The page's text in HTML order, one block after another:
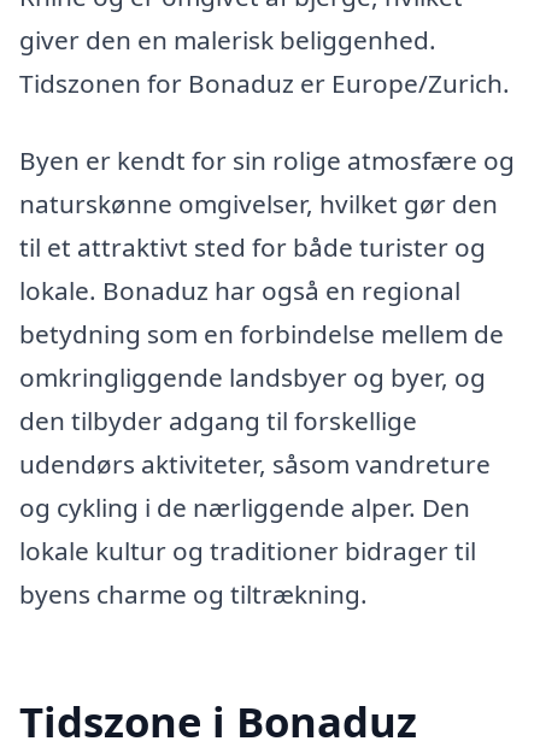
giver den en malerisk beliggenhed.
Tidszonen for Bonaduz er Europe/Zurich.
Byen er kendt for sin rolige atmosfære og
naturskønne omgivelser, hvilket gør den
til et attraktivt sted for både turister og
lokale. Bonaduz har også en regional
betydning som en forbindelse mellem de
omkringliggende landsbyer og byer, og
den tilbyder adgang til forskellige
udendørs aktiviteter, såsom vandreture
og cykling i de nærliggende alper. Den
lokale kultur og traditioner bidrager til
byens charme og tiltrækning.
Tidszone i Bonaduz